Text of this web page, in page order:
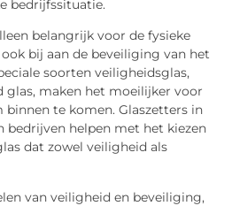
bedrijfssituatie.
belangrijk voor de fysieke
bij aan de beveiliging van het
soorten veiligheidsglas,
glas, maken het moeilijker voor
te komen. Glaszetters in
bedrijven helpen met het kiezen
dat zowel veiligheid als
van veiligheid en beveiliging,